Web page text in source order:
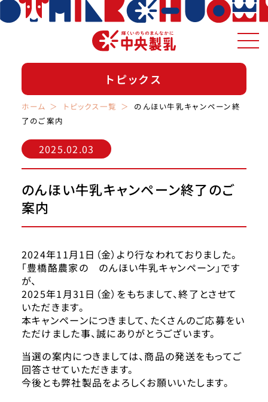
トピックス
ホーム トピックス一覧
のんほい牛乳キャンペーン終
了のご案内
2025.02.03
のんほい牛乳キャンペーン終了のご
案内
2024年11月1日（金）より行なわれておりました。
「豊橋酪農家の のんほい牛乳キャンペーン」です
が、
2025年1月31日（金）をもちまして、終了とさせて
いただきます。
本キャンペーンにつきまして、たくさんのご応募をい
ただけました事、誠にありがとうございます。
当選の案内につきましては、商品の発送をもってご
回答させていただきます。
今後とも弊社製品をよろしくお願いいたします。